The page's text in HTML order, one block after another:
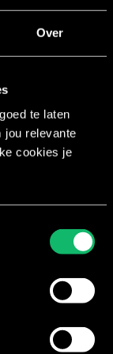
Over
te laten
jou relevante
cookies je
van
voelt als een